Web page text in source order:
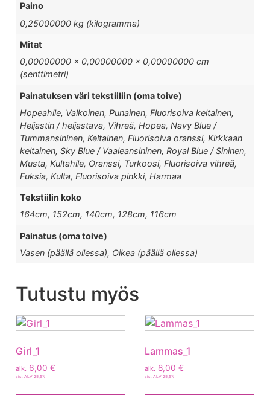
Paino
0,25000000 kg (kilogramma)
Mitat
0,00000000 × 0,00000000 × 0,00000000 cm
(senttimetri)
Painatuksen väri tekstiiliin (oma toive)
Hopeahile, Valkoinen, Punainen, Fluorisoiva keltainen,
Heijastin / heijastava, Vihreä, Hopea, Navy Blue /
Tummansininen, Keltainen, Fluorisoiva oranssi, Kirkkaan
keltainen, Sky Blue / Vaaleansininen, Royal Blue / Sininen,
Musta, Kultahile, Oranssi, Turkoosi, Fluorisoiva vihreä,
Fuksia, Kulta, Fluorisoiva pinkki, Harmaa
Tekstiilin koko
164cm, 152cm, 140cm, 128cm, 116cm
Painatus (oma toive)
Vasen (päällä ollessa), Oikea (päällä ollessa)
Tutustu myös
Girl_1
alk. 6,00 €
sis. ALV 25,5%
Lammas_1
alk. 8,00 €
sis. ALV 25,5%